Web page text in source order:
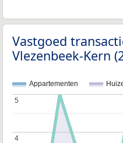
Vastgoed
Vlezenbeek-Kern
Appartementen
4
4
5
5